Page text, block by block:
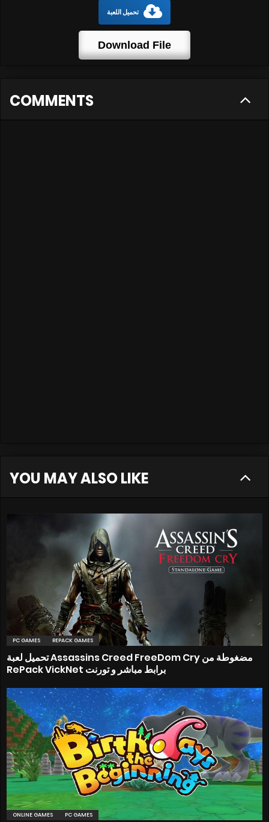
تحميل اللعبة
Download File
COMMENTS
YOU MAY ALSO LIKE
PC GAMES REPACK GAMES
تحميل لعبة Assassins Creed FreeDom Cry مضغوطة من
RePack VickNet برابط مباشر و تورنت
ONLINE GAMES PC GAMES